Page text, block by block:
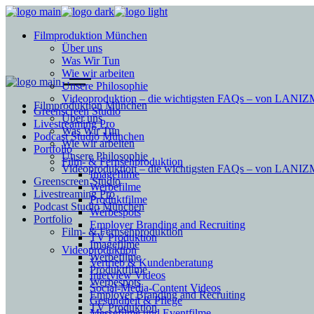
Filmproduktion München
Über uns
Was Wir Tun
Wie wir arbeiten
Unsere Philosophie
Videoproduktion – die wichtigsten FAQs – von
Greenscreen Studio
Livestreaming Pro
Podcast Studio München
Portfolio
Film- & Fernsehproduktion
Imagefilme
Werbefilme
Produktfilme
Werbespots
Employer Branding and Recruiting
TV Produktion
Videoproduktion
Vertrieb & Kundenberatung
Interview Videos
Social-Media-Content Videos
Gesundheit & Pflege
Filmproduktion München
Über uns
Was Wir Tun
Wie wir arbeiten
Unsere Philosophie
Videoproduktion – die wichtigsten FAQs – von
Greenscreen Studio
Livestreaming Pro
Podcast Studio München
Portfolio
Film- & Fernsehproduktion
Imagefilme
Werbefilme
Produktfilme
Werbespots
Employer Branding and Recruiting
TV Produktion